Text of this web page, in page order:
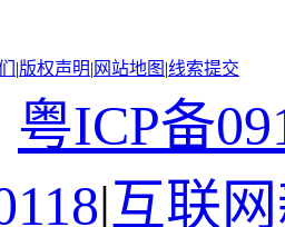
|版权声明| 网站地图 |线索提交
粤ICP备
|互联